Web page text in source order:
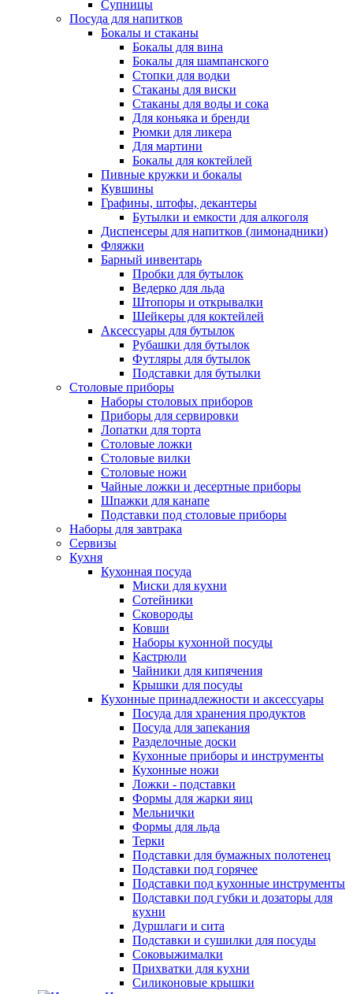
Супницы
Посуда для напитков
Бокалы и стаканы
Бокалы для вина
Бокалы для шампанского
Стопки для водки
Стаканы для виски
Стаканы для воды и сока
Для коньяка и бренди
Рюмки для ликера
Для мартини
Бокалы для коктейлей
Пивные кружки и бокалы
Кувшины
Графины, штофы, декантеры
Бутылки и емкости для алкоголя
Диспенсеры для напитков (лимонадники)
Фляжки
Барный инвентарь
Пробки для бутылок
Ведерко для льда
Штопоры и открывалки
Шейкеры для коктейлей
Аксессуары для бутылок
Рубашки для бутылок
Футляры для бутылок
Подставки для бутылки
Столовые приборы
Наборы столовых приборов
Приборы для сервировки
Лопатки для торта
Столовые ложки
Столовые вилки
Столовые ножи
Чайные ложки и десертные приборы
Шпажки для канапе
Подставки под столовые приборы
Наборы для завтрака
Сервизы
Кухня
Кухонная посуда
Миски для кухни
Сотейники
Сковороды
Ковши
Наборы кухонной посуды
Кастрюли
Чайники для кипячения
Крышки для посуды
Кухонные принадлежности и аксессуары
Посуда для хранения продуктов
Посуда для запекания
Разделочные доски
Кухонные приборы и инструменты
Кухонные ножи
Ложки - подставки
Формы для жарки яиц
Мельнички
Формы для льда
Терки
Подставки для бумажных полотенец
Подставки под горячее
Подставки под кухонные инструменты
Подставки под губки и дозаторы для
кухни
Дуршлаги и сита
Подставки и сушилки для посуды
Соковыжималки
Прихватки для кухни
Силиконовые крышки